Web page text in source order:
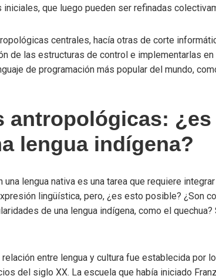
que luego pueden ser refinadas
centrales, hacía otras de corte
de las estructuras de control e implementarlas
de programación más popular del mundo,
antropológicas:
lengua indígena?
una lengua nativa es una tarea que requiere
lingüística, pero, ¿es esto posible? ¿Son
de una lengua indígena, como el
entre lengua y cultura fue establecida por
del siglo XX. La escuela que había iniciado